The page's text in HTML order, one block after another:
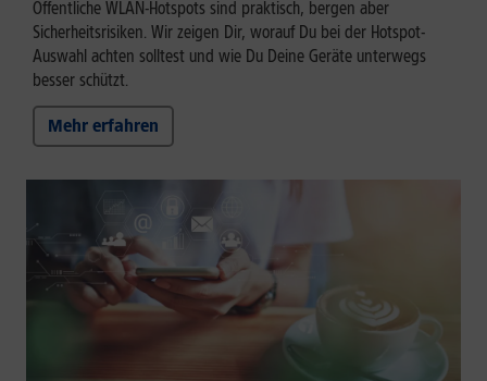
Öffentliche WLAN-Hotspots sind praktisch, bergen aber
Sicherheitsrisiken. Wir zeigen Dir, worauf Du bei der Hotspot-
Auswahl achten solltest und wie Du Deine Geräte unterwegs
besser schützt.
Mehr erfahren